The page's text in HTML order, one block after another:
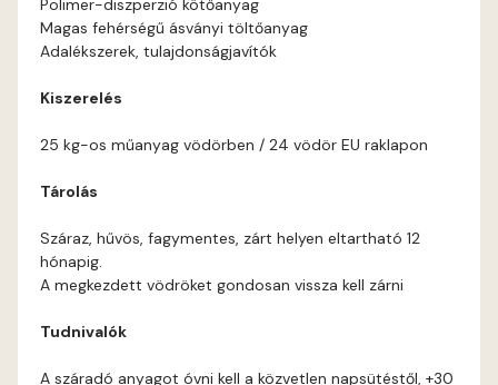
Fern C
Fir B
Polimer-diszperzió kötőanyag
Magas fehérségű ásványi töltőanyag
Adalékszerek, tulajdonságjavítók
Kiszerelés
25 kg-os műanyag vödörben / 24 vödör EU raklapon
Tárolás
Száraz, hűvös, fagymentes, zárt helyen eltartható 12
hónapig.
A megkezdett vödröket gondosan vissza kell zárni
Tudnivalók
A száradó anyagot óvni kell a közvetlen napsütéstől, +30